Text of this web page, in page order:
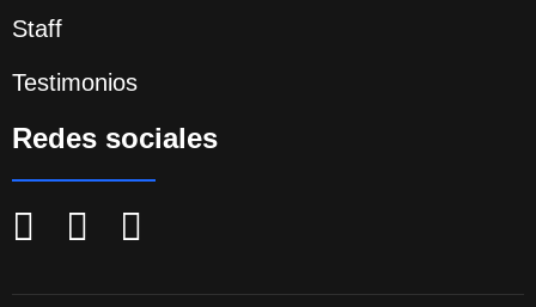
Staff
Testimonios
Redes sociales